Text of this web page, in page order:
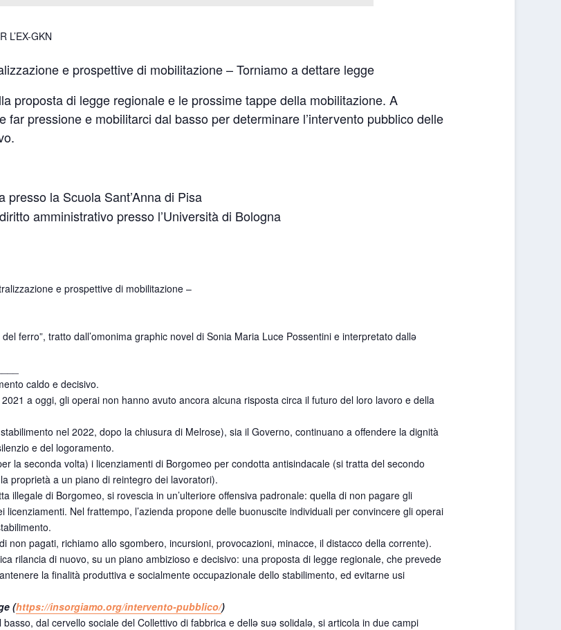
L’EX-GKN
e prospettive di mobilitazione – Torniamo a dettare legge
proposta di legge regionale e le prossime tappe della mobilitazione. A
pressione e mobilitarci dal basso per determinare l’intervento pubblico delle
presso la Scuola Sant’Anna di Pisa
amministrativo presso l’Università di Bologna
e prospettive di mobilitazione –
ferro”, tratto dall’omonima graphic novel di Sonia Maria Luce Possentini e interpretato dallə
caldo e decisivo.
a oggi, gli operai non hanno avuto ancora alcuna risposta circa il futuro del loro lavoro e della
nel 2022, dopo la chiusura di Melrose), sia il Governo, continuano a offendere la dignità
e del logoramento.
la seconda volta) i licenziamenti di Borgomeo per condotta antisindacale (si tratta del secondo
proprietà a un piano di reintegro dei lavoratori).
illegale di Borgomeo, si rovescia in un’ulteriore offensiva padronale: quella di non pagare gli
Nel frattempo, l’azienda propone delle buonuscite individuali per convincere gli operai
non pagati, richiamo allo sgombero, incursioni, provocazioni, minacce, il distacco della corrente).
rilancia di nuovo, su un piano ambizioso e decisivo: una proposta di legge regionale, che prevede
la finalità produttiva e socialmente occupazionale dello stabilimento, ed evitarne usi
(https://insorgiamo.org/intervento-pubblico/)
dal cervello sociale del Collettivo di fabbrica e dellə suə solidalə, si articola in due campi